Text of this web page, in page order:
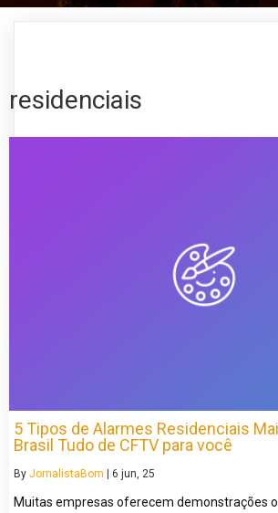
residenciais
5 Tipos de Alarmes Residenciais
Brasil Tudo de CFTV para você
By JornalistaBom | 6 jun, 25
Muitas empresas oferecem demonstrações